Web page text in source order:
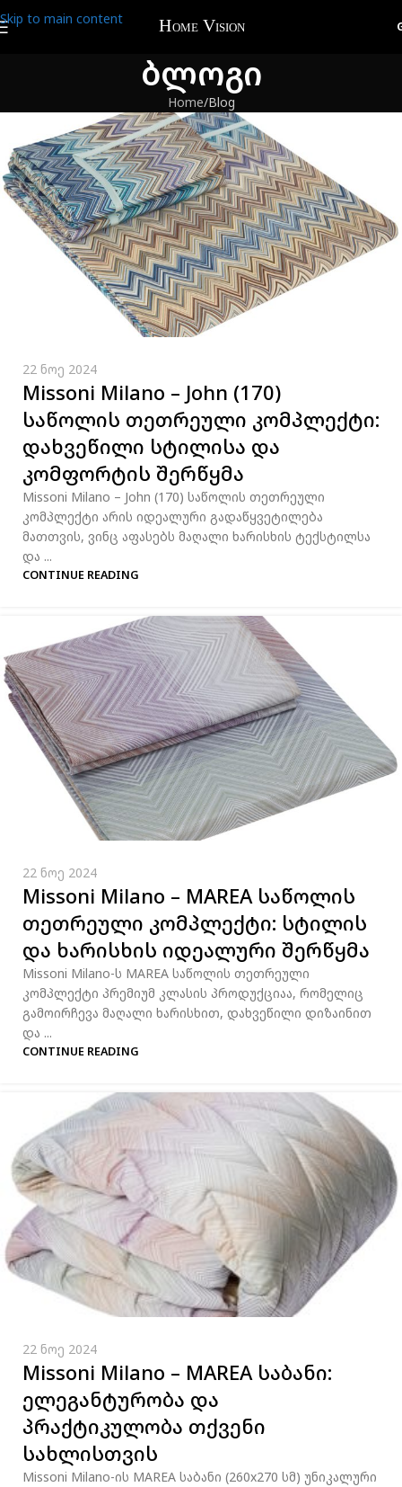
Skip to main content
ბლოგი
Home Blog
22 ნოე 2024
Missoni Milano – John (170)
საწოლის თეთრეული კომპლექტი:
დახვეწილი სტილისა და
კომფორტის შერწყმა
Missoni Milano – John (170) საწოლის თეთრეული
კომპლექტი არის იდეალური გადაწყვეტილება
მათთვის, ვინც აფასებს მაღალი ხარისხის ტექსტილსა
და ...
CONTINUE READING
22 ნოე 2024
Missoni Milano – MAREA საწოლის
თეთრეული კომპლექტი: სტილის
და ხარისხის იდეალური შერწყმა
Missoni Milano-ს MAREA საწოლის თეთრეული
კომპლექტი პრემიუმ კლასის პროდუქციაა, რომელიც
გამოირჩევა მაღალი ხარისხით, დახვეწილი დიზაინით
და ...
CONTINUE READING
22 ნოე 2024
Missoni Milano – MAREA საბანი:
ელეგანტურობა და
პრაქტიკულობა თქვენი
სახლისთვის
Missoni Milano-ის MAREA საბანი (260x270 სმ) უნიკალური